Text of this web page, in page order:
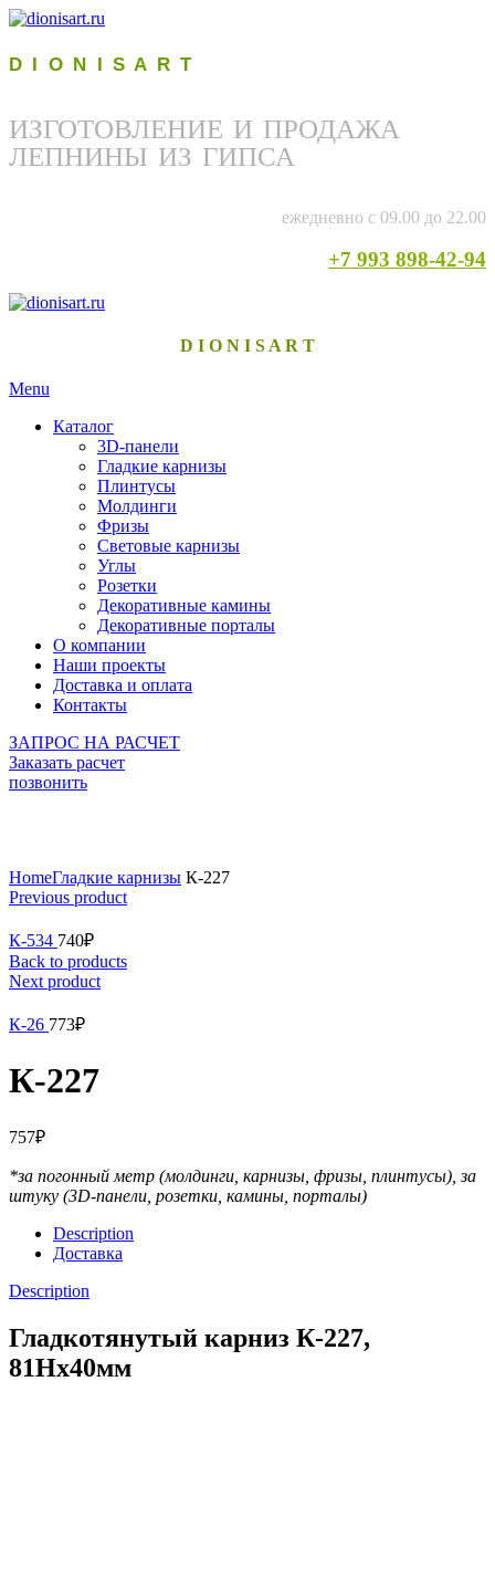
D I O N I S A R T
ИЗГОТОВЛЕНИЕ И ПРОДАЖА
ЛЕПНИНЫ ИЗ ГИПСА
ежедневно с 09.00 до 22.00
+7 993 898-42-94
D I O N I S A R T
Menu
Каталог
3D-панели
Гладкие карнизы
Плинтусы
Молдинги
Фризы
Световые карнизы
Углы
Розетки
Декоративные камины
Декоративные порталы
О компании
Наши проекты
Доставка и оплата
Контакты
ЗАПРОС НА РАСЧЕТ
Заказать расчет
позвонить
HomeГладкие карнизы К-227
Previous product
К-534 740₽
Back to products
Next product
К-26 773₽
К-227
757₽
*за погонный метр (молдинги, карнизы, фризы, плинтусы), за
штуку (3D-панели, розетки, камины, порталы)
Description
Доставка
Description
Гладкотянутый карниз К-227,
81Hx40мм